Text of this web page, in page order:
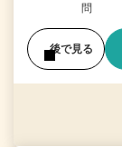
問
後で見る